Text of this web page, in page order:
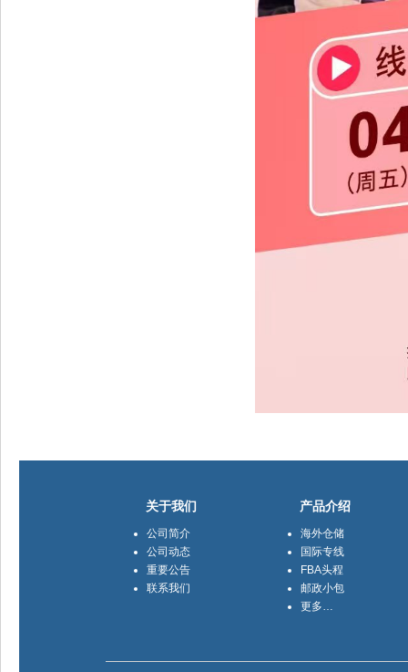
关于我们
公司简介
公司动态
重要公告
联系我们
产品介绍
海外仓储
国际专线
FBA头程
邮政小包
更多…